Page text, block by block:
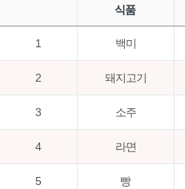
식품
1 백미
2 돼지고기
3 소주
4 라면
5 빵